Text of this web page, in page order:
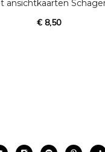
ansichtkaarten
€ 8,50